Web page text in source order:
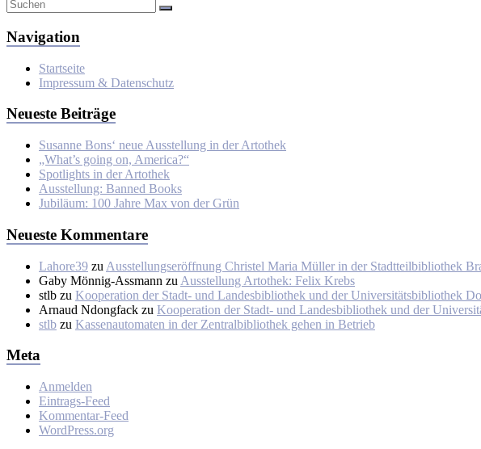
Navigation
Startseite
Impressum & Datenschutz
Neueste Beiträge
Susanne Bons‘ neue Ausstellung in der Artothek
„What’s going on, America?“
Spotlights in der Artothek
Ausstellung: Banned Books
Jubiläum: 100 Jahre Max von der Grün
Neueste Kommentare
Lahore39 zu Ausstellungseröffnung Christel Maria Müller in der Stadtteilbibliothek
Gaby Mönnig-Assmann zu Ausstellung Artothek: Felix Krebs
stlb zu Kooperation der Stadt- und Landesbibliothek und der Universitätsbibliothek
Arnaud Ndongfack zu Kooperation der Stadt- und Landesbibliothek und der
stlb zu Kassenautomaten in der Zentralbibliothek gehen in Betrieb
Meta
Anmelden
Eintrags-Feed
Kommentar-Feed
WordPress.org